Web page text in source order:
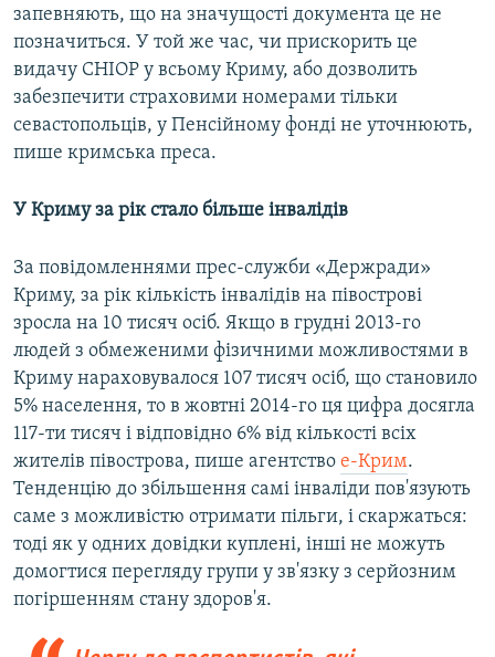
запевняють, що на значущості документа це не
позначиться. У той же час, чи прискорить це
видачу СНІОР у всьому Криму, або дозволить
забезпечити страховими номерами тільки
севастопольців, у Пенсійному фонді не уточнюють,
пише кримська преса.
У Криму за рік стало більше інвалідів
За повідомленнями прес-служби «Держради»
Криму, за рік кількість інвалідів на півострові
зросла на 10 тисяч осіб. Якщо в грудні 2013-го
людей з обмеженими фізичними можливостями в
Криму нараховувалося 107 тисяч осіб, що становило
5% населення, то в жовтні 2014-го ця цифра досягла
117-ти тисяч і відповідно 6% від кількості всіх
жителів півострова, пише агентство е-Крим.
Тенденцію до збільшення самі інваліди пов'язують
саме з можливістю отримати пільги, і скаржаться:
тоді як у одних довідки куплені, інші не можуть
домогтися перегляду групи у зв'язку з серйозним
погіршенням стану здоров'я.